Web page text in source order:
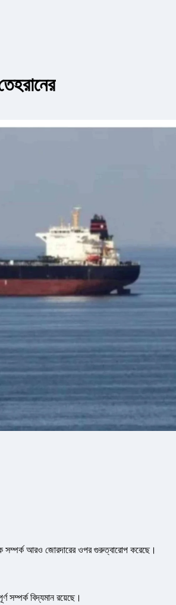
সম্পর্ক আরও জোরদারের ওপর গুরুত্বারোপ করেছে।
সম্পর্ক বিদ্যমান রয়েছে।